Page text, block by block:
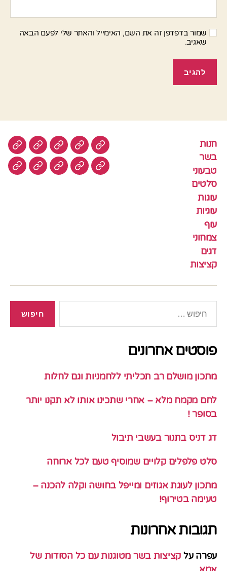
שמור בדפדפן זה את השם, האימייל והאתר שלי לפעם הבאה
שאגיב.
חנות
בשר
טבעוני
סלטים
עוגות
עוגיות
עוף
צמחוני
דגים
קציצות
חנות בשר טבעוניסלטים
עוגיותעוף צמחונידגים
פוסטים אחרונים
מתכון מושלם רב תכליתי ללחמניות וגם לחלות
לחם מקמח מלא – אחרי שתכינו אותו לא תקנו יותר
בסופר !
דג דניס בתנור בעשבי תיבול
סלט פלפלים קלויים שמוסיף טעם לכל ארוחה
מתכון לעוגת אגוזים ומייפל בחושה וקלה להכנה –
טעימה בטירוף!
תגובות אחרונות
עפרה על קציצות בשר מטוגנות עם כל הסודות של